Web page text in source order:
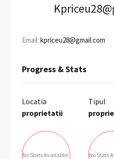
Email: kpriceu28@gmail.com
Progress & Stats
Locatia
proprietatii
No Stats Available!
Tipul
No Stats